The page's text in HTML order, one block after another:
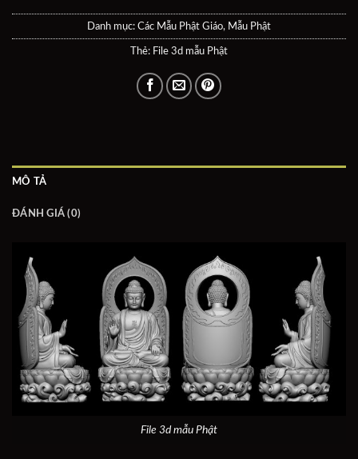
Danh mục: Các Mẫu Phật Giáo, Mẫu Phật
Thẻ: File 3d mẫu Phật
MÔ TẢ
ĐÁNH GIÁ (0)
File 3d mẫu Phật